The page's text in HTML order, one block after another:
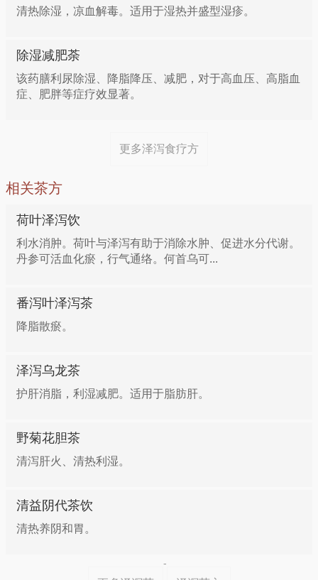
清热除湿，凉血解毒。适用于湿热并盛型湿疹。
除湿减肥荼
该药膳利尿除湿、降脂降压、减肥，对于高血压、高脂血
症、肥胖等症疗效显著。
更多泽泻食疗方
相关茶方
荷叶泽泻饮
利水消肿。荷叶与泽泻有助于消除水肿、促进水分代谢。
丹参可活血化瘀，行气通络。何首乌可...
番泻叶泽泻茶
降脂散瘀。
泽泻乌龙茶
护肝消脂，利湿减肥。适用于脂肪肝。
野菊花胆茶
清泻肝火、清热利湿。
清益阴代茶饮
清热养阴和胃。
-